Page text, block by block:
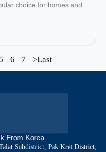
choice for homes and
5 6 7 >Last
From Korea
Subdistrict, Pak Kret District,